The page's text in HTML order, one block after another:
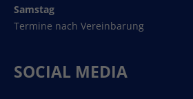
Samstag
Termine nach Vereinbarung
SOCIAL MEDIA